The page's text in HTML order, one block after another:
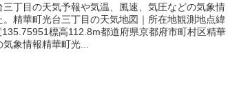
三丁目の天気予報や気温、風速、気圧などの気象情
。精華町光台三丁目の天気地図｜所在地観測地点緯
標高112.8m都道府県京都府市町村区精華
象情報精華町光...